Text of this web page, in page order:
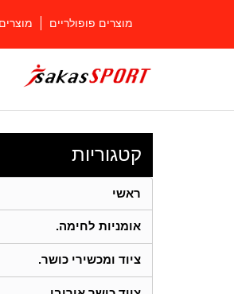
מוצרים פופולריים
קטגוריות
ראשי
אומניות לחימה.
ציוד ומכשירי כושר.